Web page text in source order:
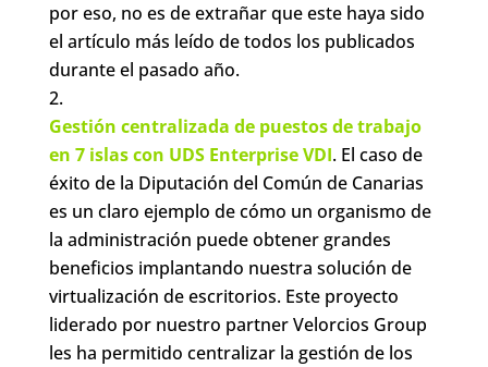
por eso, no es de extrañar que este haya sido
el artículo más leído de todos los publicados
durante el pasado año.
Gestión centralizada de puestos de trabajo
en 7 islas con UDS Enterprise VDI. El caso de
éxito de la Diputación del Común de Canarias
es un claro ejemplo de cómo un organismo de
la administración puede obtener grandes
beneficios implantando nuestra solución de
virtualización de escritorios. Este proyecto
liderado por nuestro partner Velorcios Group
les ha permitido centralizar la gestión de los